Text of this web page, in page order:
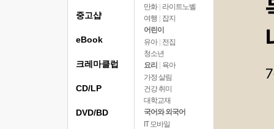
만화 | 라이트노벨
여행
잡지
어린이
유아 | 전집
청소년
요리
육아
가정 살림
건강 취미
대학교재
국어와 외국어
IT 모바일
중고샵
eBook
크레마클럽
CD/LP
DVD/BD